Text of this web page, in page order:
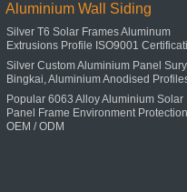
Aluminium Wall Siding
Silver T6 Solar Frames Aluminum
Extrusions Profile ISO9001
Silver Custom Aluminium Panel
Bingkai, Aluminium Anodised
Popular 6063 Alloy Aluminium Solar
Panel Frame Environment Protection
OEM / ODM